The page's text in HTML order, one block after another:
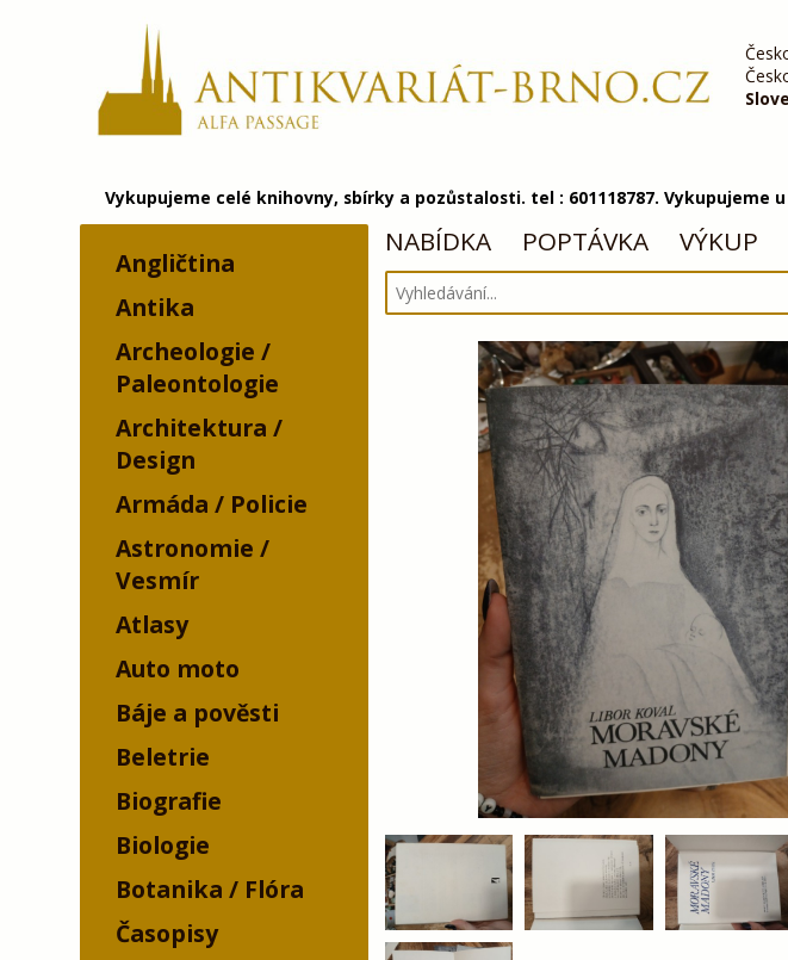
Vykupujeme celé knihovny, sbírky a pozůstalosti. tel : 601118787. Vykupujeme
Angličtina
Antika
Archeologie /
Paleontologie
Architektura /
Design
Armáda / Policie
Astronomie /
Vesmír
Atlasy
Auto moto
Báje a pověsti
Beletrie
Biografie
Biologie
Botanika / Flóra
Časopisy
NABÍDKA POPTÁVKA VÝKUP